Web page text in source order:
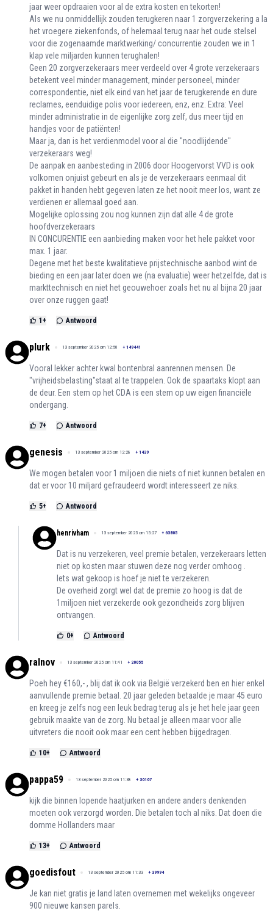
jaar weer opdraaien voor al de extra kosten en tekorten!
Als we nu onmiddellijk zouden terugkeren naar 1 zorgverzekering a la
het vroegere ziekenfonds, of helemaal terug naar het oude stelsel
voor die zogenaamde marktwerking/ concurrentie zouden we in 1
klap vele miljarden kunnen terughalen!
Geen 20 zorgverzekeraars meer verdeeld over 4 grote verzekeraars
betekent veel minder management, minder personeel, minder
correspondentie, niet elk eind van het jaar de terugkerende en dure
reclames, eenduidige polis voor iedereen, enz, enz. Extra: Veel
minder administratie in de eigenlijke zorg zelf, dus meer tijd en
handjes voor de patiënten!
Maar ja, dan is het verdienmodel voor al die "noodlijdende"
verzekeraars weg!
De aanpak en aanbesteding in 2006 door Hoogervorst VVD is ook
volkomen onjuist gebeurt en als je de verzekeraars eenmaal dit
pakket in handen hebt gegeven laten ze het nooit meer los, want ze
verdienen er allemaal goed aan.
Mogelijke oplossing zou nog kunnen zijn dat alle 4 de grote
hoofdverzekeraars
IN CONCURENTIE een aanbieding maken voor het hele pakket voor
max. 1 jaar.
Degene met het beste kwalitatieve prijstechnische aanbod wint de
bieding en een jaar later doen we (na evaluatie) weer hetzelfde, dat is
markttechnisch en niet het geouwehoer zoals het nu al bijna 20 jaar
over onze ruggen gaat!
1+ Antwoord
plurk 13 september 2025 om 12:50 + 149441
Vooral lekker achter kwal bontenbral aanrennen mensen. De
"vrijheidsbelasting"staat al te trappelen. Ook de spaartaks klopt aan
de deur. Een stem op het CDA is een stem op uw eigen financiële
ondergang.
7+ Antwoord
genesis 13 september 2025 om 12:28 + 1439
We mogen betalen voor 1 miljoen die niets of niet kunnen betalen en
dat er voor 10 miljard gefraudeerd wordt interesseert ze niks.
5+ Antwoord
henrivham 13 september 2025 om 15:27 + 63805
Dat is nu verzekeren, veel premie betalen, verzekeraars letten
niet op kosten maar stuwen deze nog verder omhoog .
Iets wat gekoop is hoef je niet te verzekeren.
De overheid zorgt wel dat de premie zo hoog is dat de
1miljoen niet verzekerde ook gezondheids zorg blijven
ontvangen.
0+ Antwoord
ralnov 13 september 2025 om 11:41 + 20055
Poeh hey €160,- , blij dat ik ook via België verzekerd ben en hier enkel
aanvullende premie betaal. 20 jaar geleden betaalde je maar 45 euro
en kreeg je zelfs nog een leuk bedrag terug als je het hele jaar geen
gebruik maakte van de zorg. Nu betaal je alleen maar voor alle
uitvreters die nooit ook maar een cent hebben bijgedragen.
10+ Antwoord
pappa59 13 september 2025 om 11:38 + 36167
kijk die binnen lopende haatjurken en andere anders denkenden
moeten ook verzorgd worden. Die betalen toch al niks. Dat doen die
domme Hollanders maar
13+ Antwoord
goedisfout 13 september 2025 om 11:33 + 39994
Je kan niet gratis je land laten overnemen met wekelijks ongeveer
900 nieuwe kansen parels.